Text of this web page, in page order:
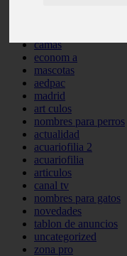
camas
econom a
mascotas
aedpac
madrid
art culos
nombres para perros
actualidad
acuariofilia 2
acuariofilia
articulos
canal tv
nombres para gatos
novedades
tablon de anuncios
uncategorized
zona pro